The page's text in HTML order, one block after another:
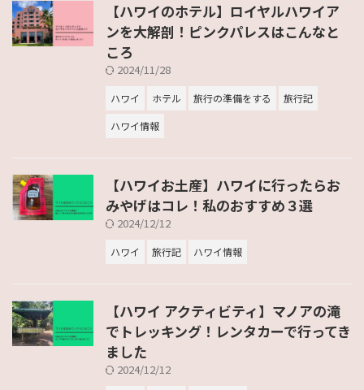
【ハワイのホテル】ロイヤルハワイア
ンを大解剖！ピンクパレスはこんなと
ころ
2024/11/28
ハワイ ホテル 旅行の準備をする
旅行記
ハワイ情報
【ハワイお土産】ハワイに行ったらお
みやげはコレ！私のおすすめ３選
2024/12/12
ハワイ 旅行記 ハワイ情報
【ハワイ アクティビティ】マノアの滝
でトレッキング！レンタカーで行ってき
ました
2024/12/12